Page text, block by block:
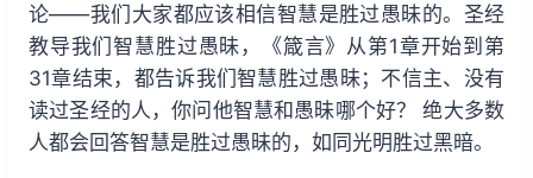
论——我们大家都应该相信智慧是胜过愚昧的。圣经
教导我们智慧胜过愚昧，《箴言》从第1章开始到第
31章结束，都告诉我们智慧胜过愚昧；不信主、没有
读过圣经的人，你问他智慧和愚昧哪个好？ 绝大多数
人都会回答智慧是胜过愚昧的，如同光明胜过黑暗。